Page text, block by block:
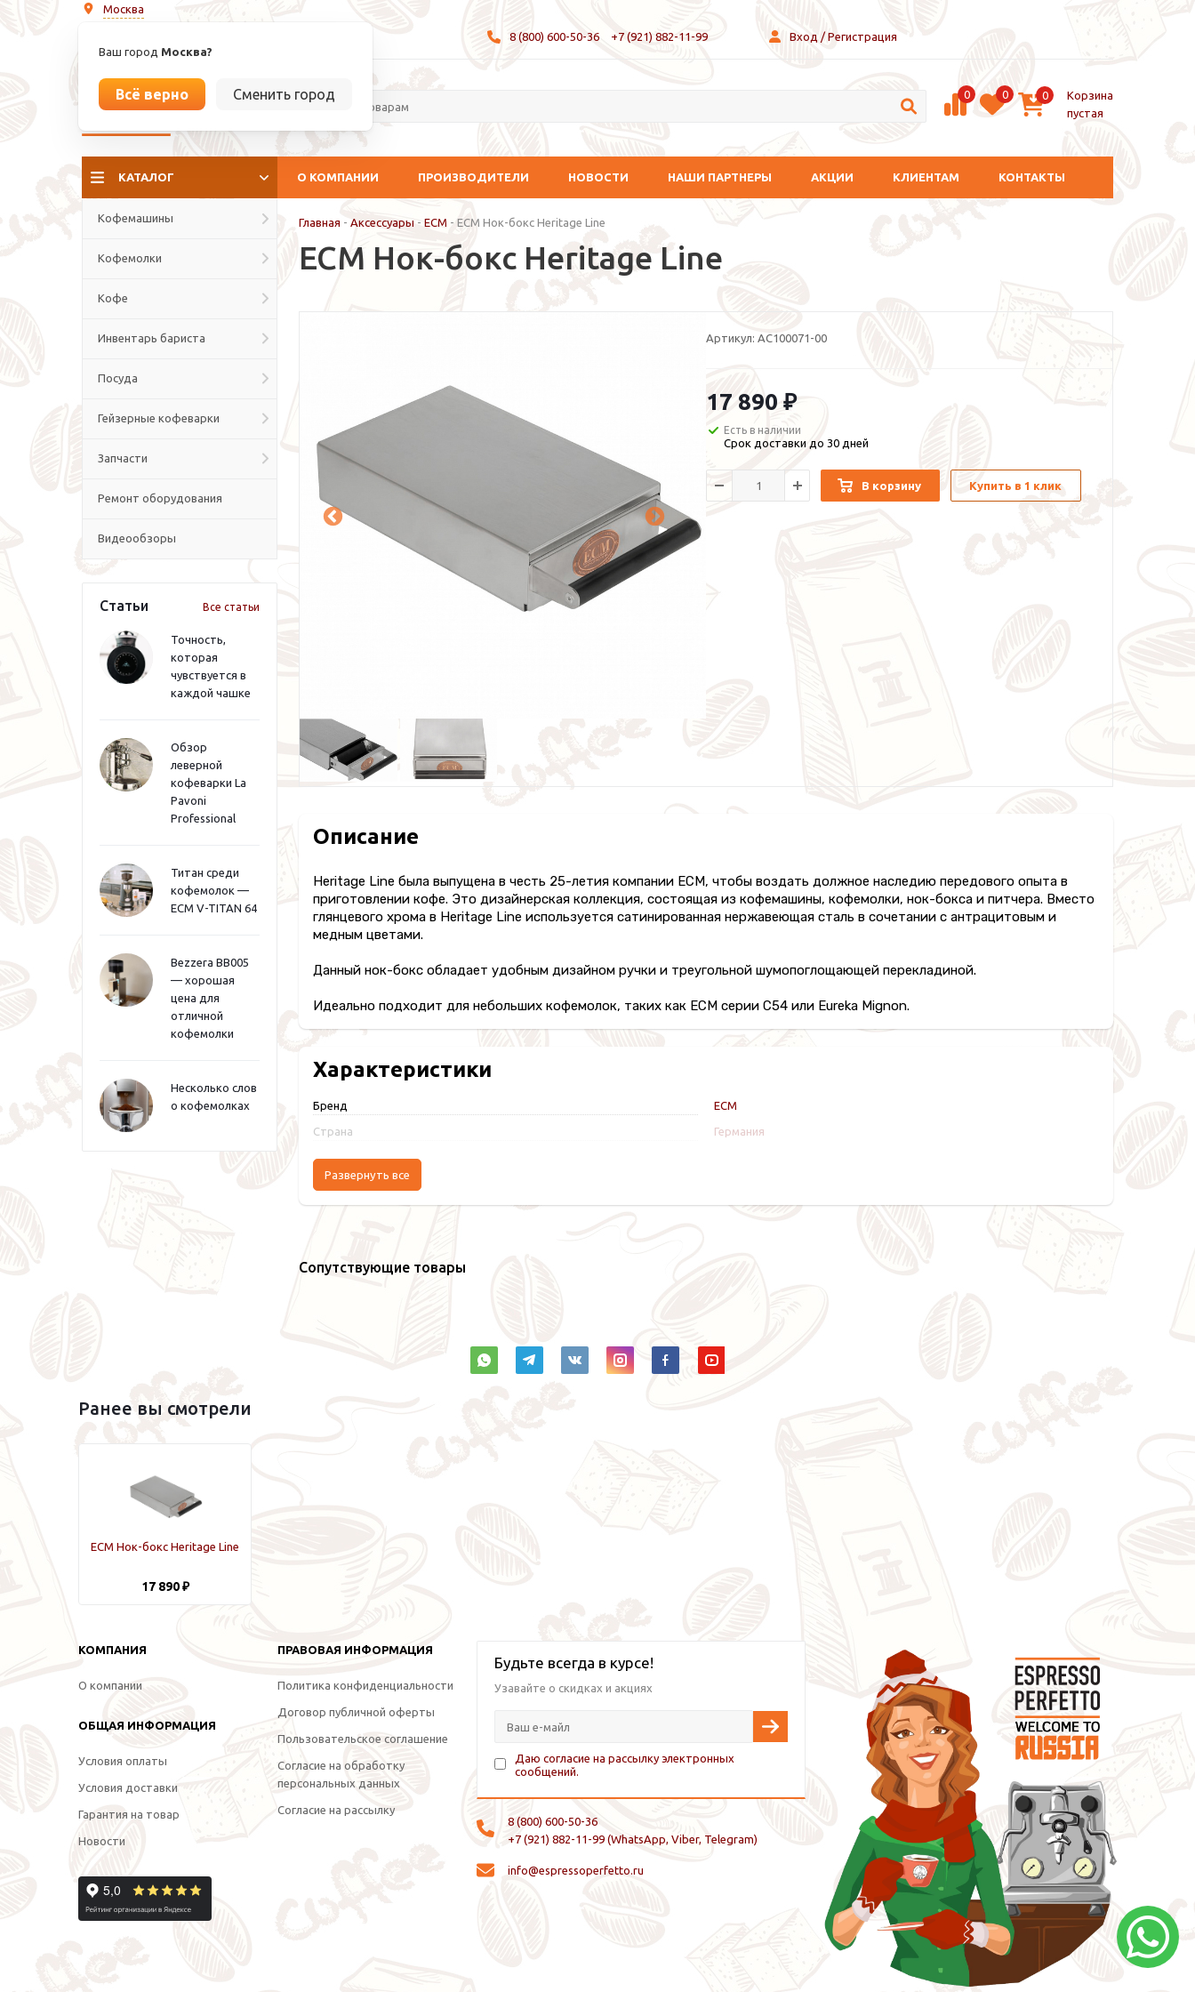
Москва
Ваш город Москва?
Всё верно Сменить город
8 (800) 600-50-36 +7 (921) 882-11-99 Вход / Регистрация
La culture del caffé 0 0 0
Корзина
пустая
КАТАЛОГ О КОМПАНИИ ПРОИЗВОДИТЕЛИ НОВОСТИ НАШИ ПАРТНЕРЫ АКЦИИ КЛИЕНТАМ КОНТАКТЫ
Кофемашины
Кофемолки
Кофе
Инвентарь бариста
Посуда
Гейзерные кофеварки
Запчасти
Ремонт оборудования
Видеообзоры
Статьи Все статьи
Точность,
которая
чувствуется в
каждой чашке
Обзор
леверной
кофеварки La
Pavoni
Professional
Титан среди
кофемолок —
ECM V-TITAN 64
Bezzera BB005
— хорошая
цена для
отличной
кофемолки
Несколько слов
о кофемолках
Главная - Аксессуары - ECM - ECM Нок-бокс Heritage Line
ECM Нок-бокс Heritage Line
Артикул: AC100071-00
17 890 ₽
Есть в наличии
Срок доставки до 30 дней
В корзину Купить в 1 клик
Описание
Heritage Line была выпущена в честь 25-летия компании ECM, чтобы воздать должное наследию передового опыта в
приготовлении кофе. Это дизайнерская коллекция, состоящая из кофемашины, кофемолки, нок-бокса и питчера. Вместо
глянцевого хрома в Heritage Line используется сатинированная нержавеющая сталь в сочетании с антрацитовым и
медным цветами.
Данный нок-бокс обладает удобным дизайном ручки и треугольной шумопоглощающей перекладиной.
Идеально подходит для небольших кофемолок, таких как ECM серии C54 или Eureka Mignon.
Характеристики
Бренд ECM
Страна Германия
Развернуть все
Сопутствующие товары
Ранее вы смотрели
ECM Нок-бокс Heritage Line
17 890 ₽
КОМПАНИЯ
О компании
ОБЩАЯ ИНФОРМАЦИЯ
Условия оплаты
Условия доставки
Гарантия на товар
Новости
ПРАВОВАЯ ИНФОРМАЦИЯ
Политика конфиденциальности
Договор публичной оферты
Пользовательское соглашение
Согласие на обработку
персональных данных
Согласие на рассылку
Будьте всегда в курсе!
Узавайте о скидках и акциях
Даю согласие на рассылку электронных
сообщений.
8 (800) 600-50-36
+7 (921) 882-11-99 (WhatsApp, Viber, Telegram)
info@espressoperfetto.ru